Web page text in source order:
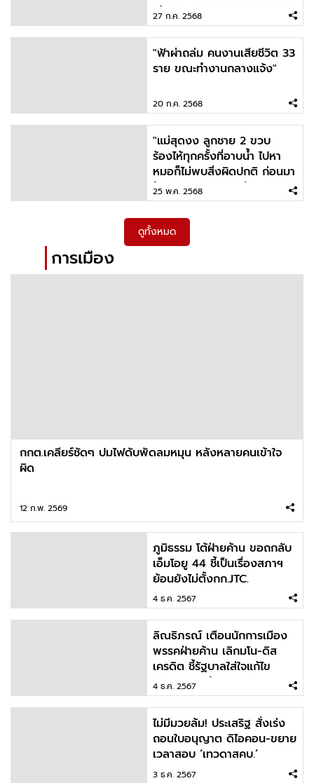
ได้เลย"
27 ก.ค. 2568
"ฟ้าผ่าถล่ม คนงานเสียชีวิต 33
ราย ขณะทำงานกลางแจ้ง"
20 ก.ค. 2568
"แม่สุดงง ลูกชาย 2 ขวบ
ร้องไห้ทุกครั้งที่อาบน้ำ ไปหา
หมอก็ไม่พบสิ่งผิดปกติ ก่อนมา
รู้ความจริงจากปากย่า
25 พ.ค. 2568
ดูทั้งหมด
การเมือง
กกต.เคลียร์ชัดๆ ปมไฟดับพัดลมหมุน หลังหลายคนเข้าใจ
ผิด
12 ก.พ. 2569
ภูมิธรรม โต้ฝ่ายค้าน ขอถกลับ
เอ็มโอยู 44 ชี้เป็นเรื่องสภาฯ
ย้อนยังไม่ตั้งกก.JTC.
4 ธ.ค. 2567
ลิณธิภรณ์ เตือนนักการเมือง
พรรคฝ่ายค้าน เลิกมโน-ดิส
เครดิต ชี้รัฐบาลใส่ใจแก้ไข
ปัญหาภาคใต้
4 ธ.ค. 2567
ไม่มีมวยล้ม! ประเสริฐ สั่งเร่ง
ถอนใบอนุญาต ดิไอคอน-ขยาย
เวลาสอบ ‘เทวดาสคบ.’
3 ธ.ค. 2567